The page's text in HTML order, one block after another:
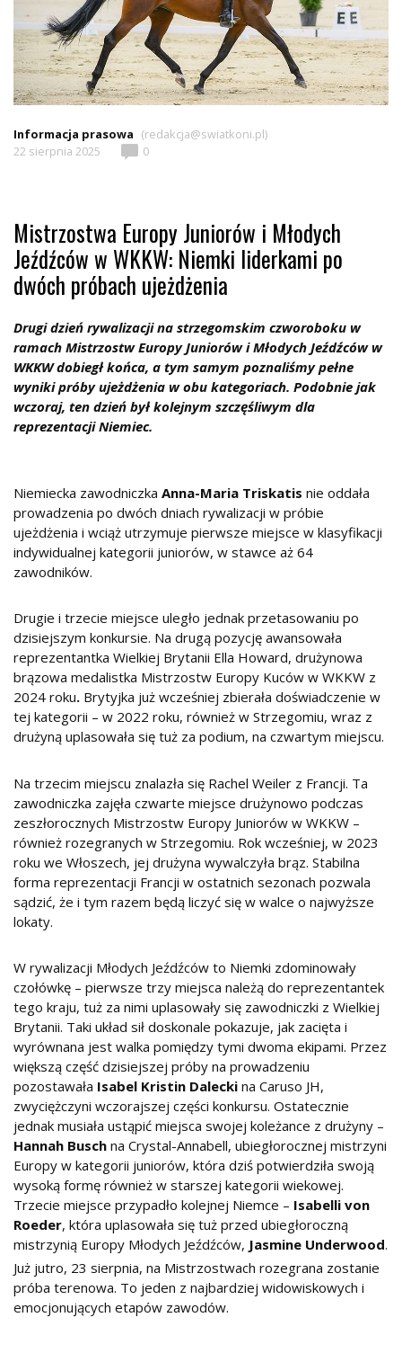
Informacja prasowa (redakcja@swiatkoni.pl)
22 sierpnia 2025
0
Mistrzostwa Europy Juniorów i Młodych
Jeźdźców w WKKW: Niemki liderkami po
dwóch próbach ujeżdżenia
Drugi dzień rywalizacji na strzegomskim czworoboku w
ramach Mistrzostw Europy Juniorów i Młodych Jeźdźców w
WKKW dobiegł końca, a tym samym poznaliśmy pełne
wyniki próby ujeżdżenia w obu kategoriach. Podobnie jak
wczoraj, ten dzień był kolejnym szczęśliwym dla
reprezentacji Niemiec.
Niemiecka zawodniczka Anna-Maria Triskatis nie oddała
prowadzenia po dwóch dniach rywalizacji w próbie
ujeżdżenia i wciąż utrzymuje pierwsze miejsce w klasyfikacji
indywidualnej kategorii juniorów, w stawce aż 64
zawodników.
Drugie i trzecie miejsce uległo jednak przetasowaniu po
dzisiejszym konkursie. Na drugą pozycję awansowała
reprezentantka Wielkiej Brytanii Ella Howard, drużynowa
brązowa medalistka Mistrzostw Europy Kuców w WKKW z
2024 roku. Brytyjka już wcześniej zbierała doświadczenie w
tej kategorii – w 2022 roku, również w Strzegomiu, wraz z
drużyną uplasowała się tuż za podium, na czwartym miejscu.
Na trzecim miejscu znalazła się Rachel Weiler z Francji. Ta
zawodniczka zajęła czwarte miejsce drużynowo podczas
zeszłorocznych Mistrzostw Europy Juniorów w WKKW –
również rozegranych w Strzegomiu. Rok wcześniej, w 2023
roku we Włoszech, jej drużyna wywalczyła brąz. Stabilna
forma reprezentacji Francji w ostatnich sezonach pozwala
sądzić, że i tym razem będą liczyć się w walce o najwyższe
lokaty.
W rywalizacji Młodych Jeźdźców to Niemki zdominowały
czołówkę – pierwsze trzy miejsca należą do reprezentantek
tego kraju, tuż za nimi uplasowały się zawodniczki z Wielkiej
Brytanii. Taki układ sił doskonale pokazuje, jak zacięta i
wyrównana jest walka pomiędzy tymi dwoma ekipami. Przez
większą część dzisiejszej próby na prowadzeniu
pozostawała Isabel Kristin Dalecki na Caruso JH,
zwyciężczyni wczorajszej części konkursu. Ostatecznie
jednak musiała ustąpić miejsca swojej koleżance z drużyny –
Hannah Busch na Crystal-Annabell, ubiegłorocznej mistrzyni
Europy w kategorii juniorów, która dziś potwierdziła swoją
wysoką formę również w starszej kategorii wiekowej.
Trzecie miejsce przypadło kolejnej Niemce – Isabelli von
Roeder, która uplasowała się tuż przed ubiegłoroczną
mistrzynią Europy Młodych Jeźdźców, Jasmine Underwood.
Już jutro, 23 sierpnia, na Mistrzostwach rozegrana zostanie
próba terenowa. To jeden z najbardziej widowiskowych i
emocjonujących etapów zawodów.